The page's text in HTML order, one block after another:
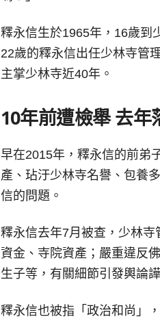
釋永信生於1965年，16歲到
22歲的釋永信出任少林寺管
主掌少林寺近40年。
10年前遭檢舉 去年
早在2015年，釋永信的前弟
產、玷汙少林寺名譽、包養
信的問題。
釋永信去年7月被查，少林
資金、寺院資產；嚴重違反
生子等，有關細節引發輿論譁
釋永信也被指「政治和尚」